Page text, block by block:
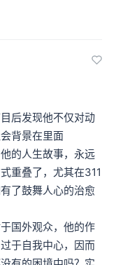
后发现他不仅对动
背景在里面
的人生故事，永远
重叠了，尤其在311
了鼓舞人心的治愈
国外观众，他的作
于自我中心，因而